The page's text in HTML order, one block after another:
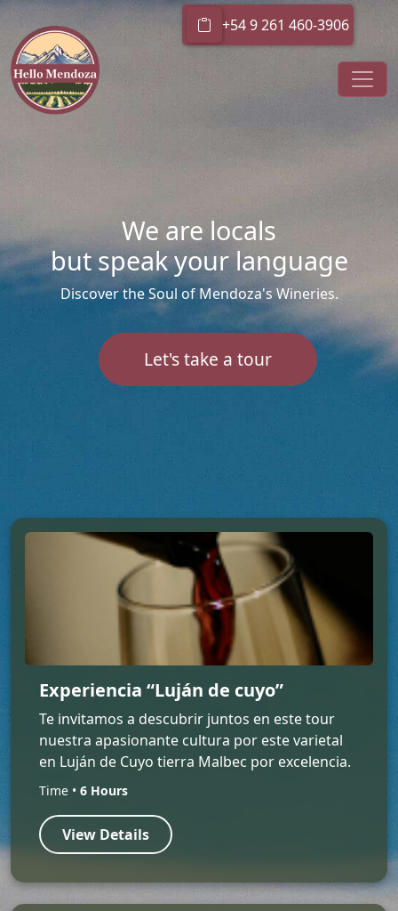
+54 9 261 460-3906
We are locals
but speak your language
Discover the Soul of Mendoza's Wineries.
Let's take a tour
Experiencia “Luján de cuyo”
Te invitamos a descubrir juntos en este tour
nuestra apasionante cultura por este varietal
en Luján de Cuyo tierra Malbec por excelencia.
Time • 6 Hours
View Details